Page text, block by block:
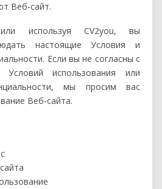
Веб-сайт.
используя CV2you, вы
настоящие Условия и
Если вы не согласны с
Условий использования или
мы просим вас
Веб-сайта.